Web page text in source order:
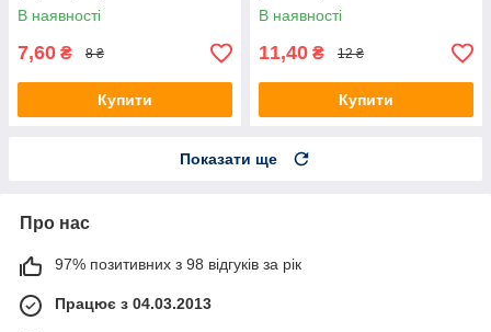
В наявності
7,60 ₴ 8 ₴
Купити
В наявності
11,40 ₴ 12 ₴
Купити
Показати ще
Про нас
97% позитивних з 98 відгуків за рік
Працює з 04.03.2013